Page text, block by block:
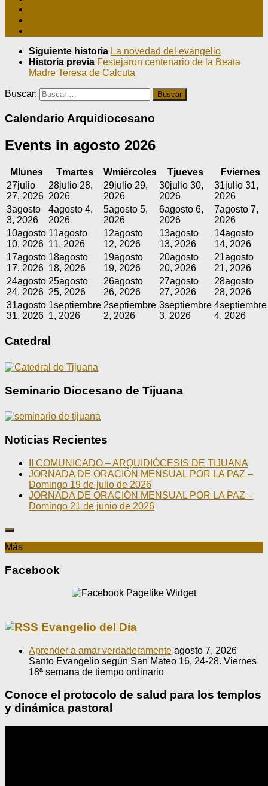
Siguiente historia La novedad del evangelio
Historia previa Festejaron centenario de la Beata
Madre Teresa de Calcuta
Buscar:
Calendario Arquidiocesano
Events in agosto 2026
M lunes Tmartes Wmiércoles Tjueves Fviernes
27julio
27, 2026
28julio 28,
2026
29julio 29,
2026
30julio 30,
2026
31julio 31,
2026
3agosto
3, 2026
4agosto 4,
2026
5agosto 5,
2026
6agosto 6,
2026
7agosto 7,
2026
10agosto
10, 2026
11agosto
11, 2026
12agosto
12, 2026
13agosto
13, 2026
14agosto
14, 2026
17agosto
17, 2026
18agosto
18, 2026
19agosto
19, 2026
20agosto
20, 2026
21agosto
21, 2026
24agosto
24, 2026
25agosto
25, 2026
26agosto
26, 2026
27agosto
27, 2026
28agosto
28, 2026
31agosto
31, 2026
1septiembre
1, 2026
2septiembre
2, 2026
3septiembre
3, 2026
4septiembre
4, 2026
Catedral
Seminario Diocesano de Tijuana
Noticias Recientes
II COMUNICADO – ARQUIDIÓCESIS DE TIJUANA
JORNADA DE ORACIÓN MENSUAL POR LA PAZ –
Domingo 19 de julio de 2026
JORNADA DE ORACIÓN MENSUAL POR LA PAZ –
Domingo 21 de junio de 2026
Más
Facebook
Evangelio del Día
Aprender a amar verdaderamente agosto 7, 2026
Santo Evangelio según San Mateo 16, 24-28. Viernes
18ª semana de tiempo ordinario
Conoce el protocolo de salud para los templos
y dinámica pastoral